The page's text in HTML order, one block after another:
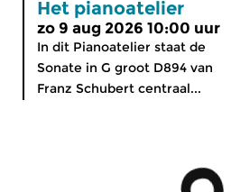
Het pianoatelier
zo 9 aug 2026 10:00 uur
In dit Pianoatelier staat de
Sonate in G groot D894 van
Franz Schubert centraal...